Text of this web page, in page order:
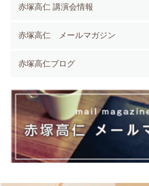
赤塚高仁 講演会情報
赤塚高仁 メールマガジン
赤塚高仁ブログ